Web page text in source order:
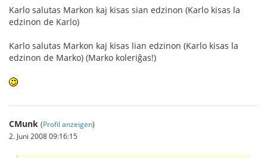
Karlo salutas Markon kaj kisas sian edzinon (Karlo kisas la
edzinon de Karlo)
Karlo salutas Markon kaj kisas lian edzinon (Karlo kisas la
edzinon de Marko) (Marko koleriĝas!)
CMunk (Profil anzeigen)
2. Juni 2008 09:16:15